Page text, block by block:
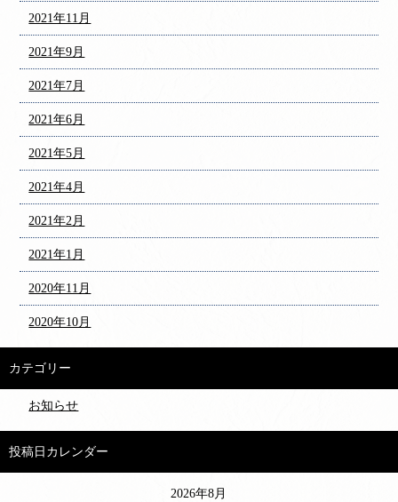
2021年11月
2021年9月
2021年7月
2021年6月
2021年5月
2021年4月
2021年2月
2021年1月
2020年11月
2020年10月
カテゴリー
お知らせ
投稿日カレンダー
2026年8月